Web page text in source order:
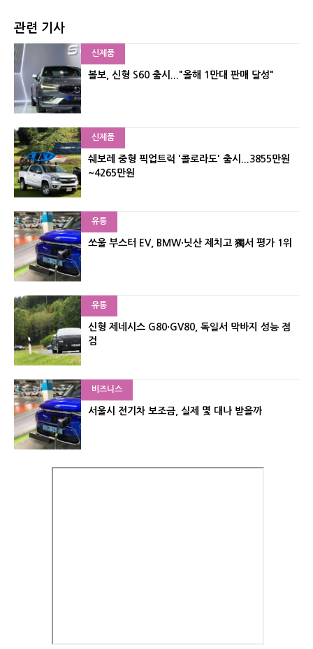
관련 기사
신제품
볼보, 신형 S60 출시..."올해 1만대 판매 달성"
신제품
쉐보레 중형 픽업트럭 '콜로라도' 출시...3855만원
~4265만원
유통
쏘울 부스터 EV, BMW·닛산 제치고 獨서 평가 1위
유통
신형 제네시스 G80·GV80, 독일서 막바지 성능 점
검
비즈니스
서울시 전기차 보조금, 실제 몇 대나 받을까